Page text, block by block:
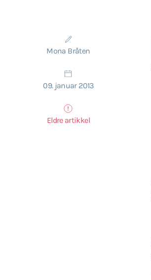
Mona Bråten
09. januar 2013
Eldre artikkel